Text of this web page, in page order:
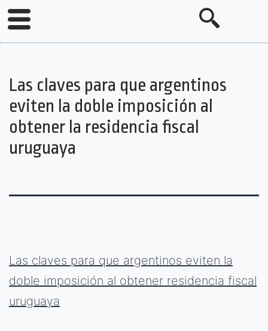
Las claves para que argentinos
eviten la doble imposición al
obtener la residencia fiscal
uruguaya
Las claves para que argentinos eviten la
doble imposición al obtener residencia fiscal
uruguaya